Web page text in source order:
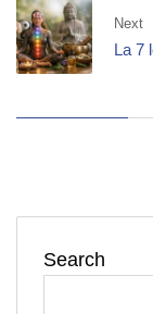
Next
La 7
Search